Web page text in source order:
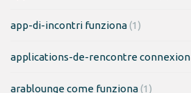
app-di-incontri funziona(1)
applications-de-rencontre connexion
arablounge come funziona(1)